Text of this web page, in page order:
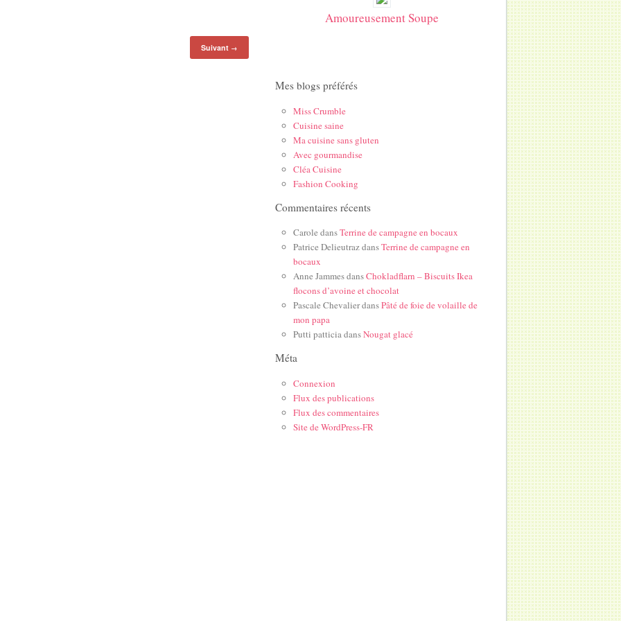
Suivant →
Amoureusement Soupe
Mes blogs préférés
Miss Crumble
Cuisine saine
Ma cuisine sans gluten
Avec gourmandise
Cléa Cuisine
Fashion Cooking
Commentaires récents
Carole dansTerrine de campagne en bocaux
Patrice DelieutrazdansTerrine de campagne en
bocaux
Anne JammesdansChokladflarn – Biscuits Ikea
flocons d’avoine et chocolat
Pascale ChevalierdansPâté de foie de volaille de
mon papa
Putti patticiadansNougat glacé
Méta
Connexion
Flux des publications
Flux des commentaires
Site de WordPress-FR